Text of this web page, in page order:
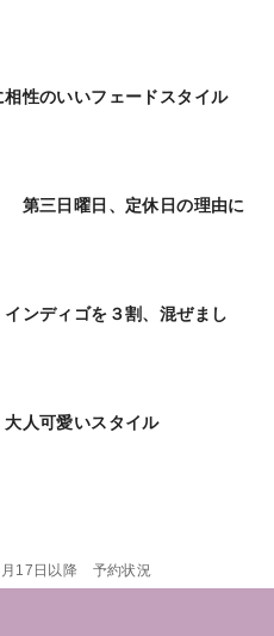
性のいいフェードスタイル
三日曜日、定休日の理由に
ンディゴを３割、混ぜまし
人可愛いスタイル
17日以降 予約状況